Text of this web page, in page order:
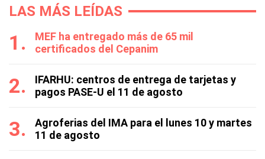
LAS MÁS LEÍDAS
MEF ha entregado más de 65 mil
certificados del Cepanim
IFARHU: centros de entrega de tarjetas y
pagos PASE-U el 11 de agosto
Agroferias del IMA para el lunes 10 y martes
11 de agosto